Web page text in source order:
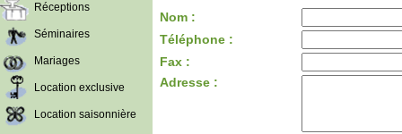
Réceptions
Séminaires
Mariages
Location exclusive
Location saisonnière
Nom :
Téléphone :
Fax :
Adresse :